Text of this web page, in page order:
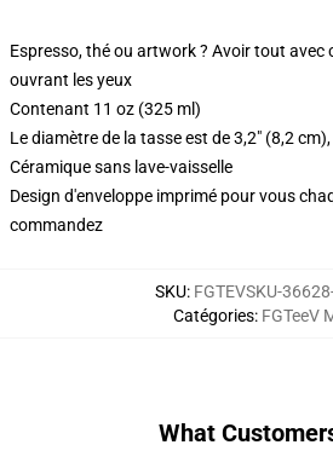
Espresso, thé ou artwork ? Avoir tout avec
ouvrant les yeux
Contenant 11 oz (325 ml)
Le diamètre de la tasse est de 3,2" (8,2
Céramique sans lave-vaisselle
Design d'enveloppe imprimé pour vous
commandez
SKU: FGTEVSKU-
Catégories: FGTeeV
What